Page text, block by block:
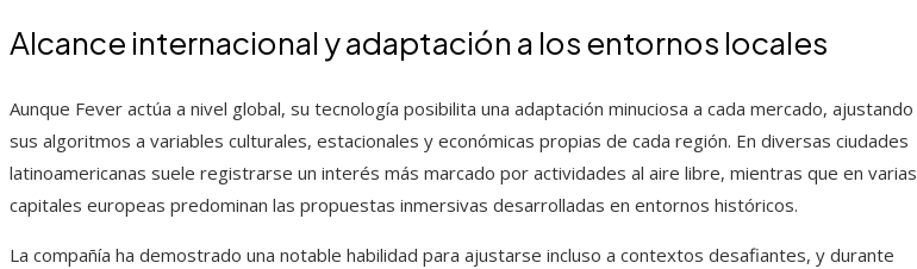
Alcance internacional y adaptación a los entornos locales
Aunque Fever actúa a nivel global, su tecnología posibilita una adaptación minuciosa a cada mercado, ajustando
sus algoritmos a variables culturales, estacionales y económicas propias de cada región. En diversas ciudades
latinoamericanas suele registrarse un interés más marcado por actividades al aire libre, mientras que en varias
capitales europeas predominan las propuestas inmersivas desarrolladas en entornos históricos.
La compañía ha demostrado una notable habilidad para ajustarse incluso a contextos desafiantes, y durante